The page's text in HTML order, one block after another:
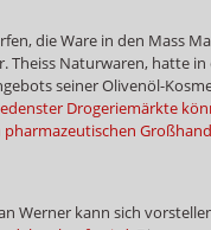
die Ware in den Mass
Theiss Naturwaren, hatte in
seiner Olivenöl-
Drogeriemärkte
Werner kann sich